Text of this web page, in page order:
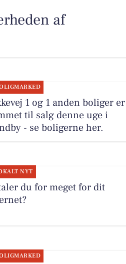
af
1 og 1 anden boliger er
til salg denne uge i
- se boligerne her.
NYT
du for meget for dit